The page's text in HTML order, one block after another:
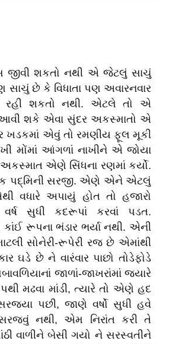
જીવી શકતો નથી એ જેટલું સાચું
છે કે વિધાતા પણ અવારનવાર
રહી શકતો નથી. એટલે તો એ
શકે એવા સુંદર અકસ્માતો એ
ખડકમાં એવું તો રમણીય ફૂલ મૂકી
મોંમાં આંગળાં નાખીને એ જોયા
એણે સિંધના રણમાં કર્યો.
પદ્મિની સરજી. એણે એને એટલું
અપાયું હોત તો હજારો
સુધી કદરૂપાં કરવાં પડત.
કાંઈ રૂપના ભંડાર ભર્યા નથી. એની
સોનેરી-રૂપેરી રજ છે એમાંથી
ઘડે છે ને વારંવાર પાછો તોડેફોડે
જાળાં-જાખરાંમાં જ્યારે
મઢવા માંડી, ત્યારે તો એણે હદ
પછી, જાણે વર્ષો સુધી હવે
નથી, એમ નિરાંત કરી તે
વાળીને બેસી ગયો ને સરસ્વતીને